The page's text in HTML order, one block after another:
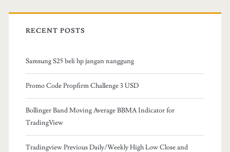
RECENT POSTS
Samsung S25 beli hp jangan nanggung
Promo Code Propfirm Challenge 3 USD
Bollinger Band Moving Average BBMA Indicator for
TradingView
Tradingview Previous Daily/Weekly High Low Close and